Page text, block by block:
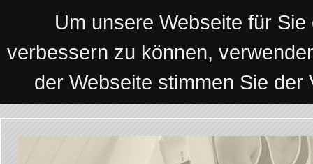
Um unsere Webseite für
verbessern zu können,
der Webseite stimmen Sie